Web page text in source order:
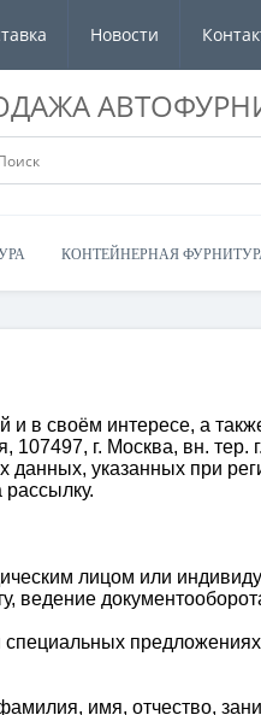
Новости
КОНТЕЙНЕРНАЯ
и в своём интересе, а
г. Москва, вн. тер.
указанных при
лицом или
ведение
имя, отчество,